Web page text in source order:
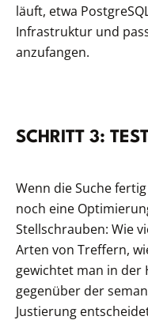
läuft, etwa
Infrastruktur und
anzufangen.
SCHRITT 3:
Wenn die Suche
noch eine
Stellschrauben: Wie
Arten von Treffern,
gewichtet man in der
gegenüber der
Justierung